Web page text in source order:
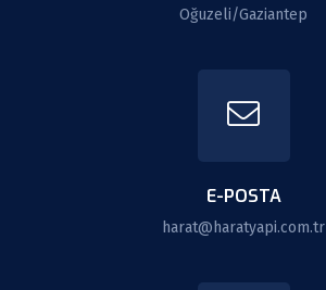
Oğuzeli/Gaziantep
E-POSTA
harat@haratyapi.com.tr